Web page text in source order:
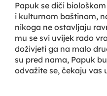
Papuk se diči
i kulturnom baštinom,
nikoga ne ostavljaju
mu se svi uvijek rado
doživjeti ga na malo
su pred nama, Papuk
odvažite se, čekaju vas